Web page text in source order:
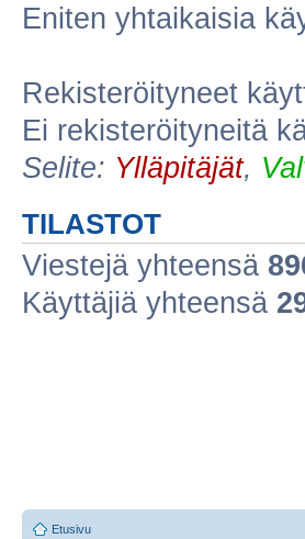
Eniten yhtaikaisia
Rekisteröityneet
Ei rekisteröityneitä
Selite: Ylläpitäjät,
TILASTOT
Viestejä yhteensä
Käyttäjiä yhteensä
Etusivu